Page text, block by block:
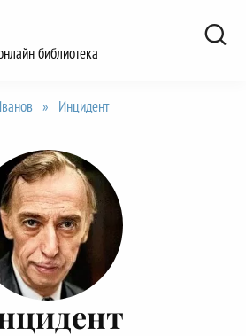
библиотека
» Инцидент